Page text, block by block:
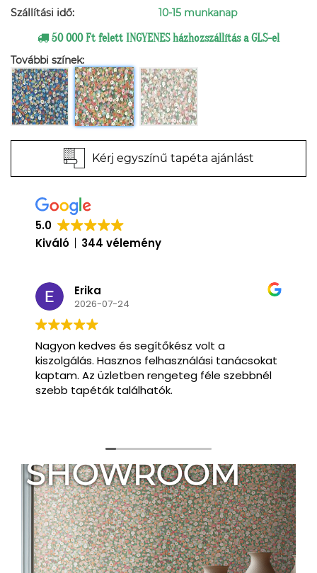
Szállítási idő:
10-15 munkanap
50 000 Ft felett INGYENES házhozszállítás a GLS-el
További színek:
Kérj egyszínű tapéta ajánlást
5.0
Kiváló
344 vélemény
Erika
2026-07-24
Nagyon kedves és segítőkész volt a
kiszolgálás. Hasznos felhasználási tanácsokat
kaptam. Az üzletben rengeteg féle szebbnél
szebb tapéták találhatók.
SHOWROOM